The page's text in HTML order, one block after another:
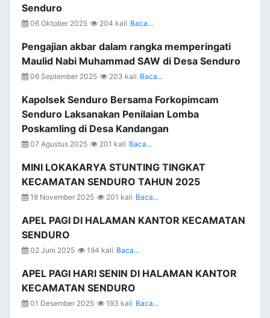
Senduro
06 Oktober 2025 204 kali Baca...
Pengajian akbar dalam rangka memperingati
Maulid Nabi Muhammad SAW di Desa Senduro
06 September 2025 203 kali Baca...
Kapolsek Senduro Bersama Forkopimcam
Senduro Laksanakan Penilaian Lomba
Poskamling di Desa Kandangan
07 Agustus 2025 201 kali Baca...
MINI LOKAKARYA STUNTING TINGKAT
KECAMATAN SENDURO TAHUN 2025
18 November 2025 201 kali Baca...
APEL PAGI DI HALAMAN KANTOR KECAMATAN
SENDURO
02 Juni 2025 194 kali Baca...
APEL PAGI HARI SENIN DI HALAMAN KANTOR
KECAMATAN SENDURO
01 Desember 2025 193 kali Baca...